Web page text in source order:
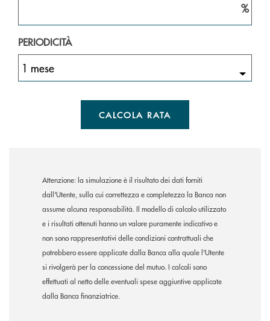
%
PERIODICITÀ
1 mese
CALCOLA RATA
Attenzione: la simulazione è il risultato dei dati forniti
dall'Utente, sulla cui correttezza e completezza la Banca non
assume alcuna responsabilità. Il modello di calcolo utilizzato
e i risultati ottenuti hanno un valore puramente indicativo e
non sono rappresentativi delle condizioni contrattuali che
potrebbero essere applicate dalla Banca alla quale l'Utente
si rivolgerà per la concessione del mutuo. I calcoli sono
effettuati al netto delle eventuali spese aggiuntive applicate
dalla Banca finanziatrice.